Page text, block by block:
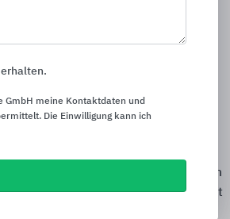
sich 1984 selbstständig. Sein
wenig“, hat sich durchgesetzt
Vorstellung davon, wie man es
zupacken, aufbauen und
und persönlich. So kam er seinem
in höchster Qualität
GmbH meine Kontaktdaten und
Die Einwilligung kann ich